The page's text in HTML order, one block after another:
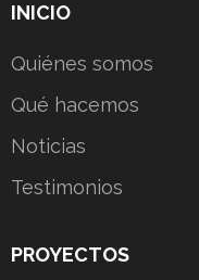
INICIO
Quiénes somos
Qué hacemos
Noticias
Testimonios
PROYECTOS